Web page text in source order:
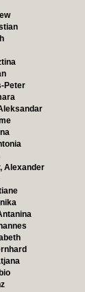
Peter
Alexander